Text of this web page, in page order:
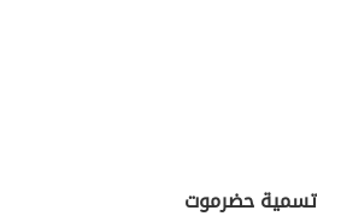
تسمية حضرموت